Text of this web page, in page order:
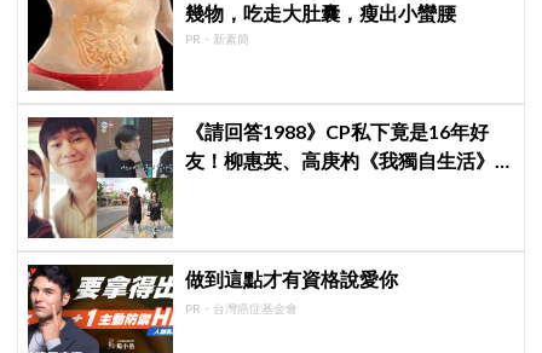
幾物，吃走大肚囊，瘦出小蠻腰
PR・新素簡
《請回答1988》CP私下竟是16年好
友！柳惠英、高庚杓《我獨自生活》
做到這點才有資格說愛你
PR・台灣癌症基金會